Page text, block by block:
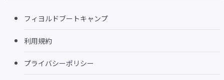
フィヨルドブートキャンプ
利用規約
プライバシーポリシー